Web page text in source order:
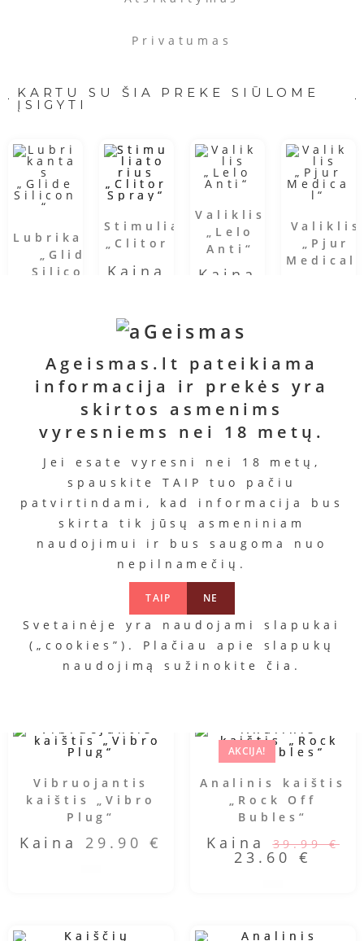
Ageismas.lt pateikiama
informacija ir prekės yra
skirtos asmenims
vyresniems nei 18 metų.
Jei esate vyresni nei 18 metų,
spauskite TAIP tuo pačiu
patvirtindami, kad informacija bus
skirta tik jūsų asmeniniam
naudojimui ir bus saugoma nuo
nepilnamečių.
TAIP NE
Svetainėje yra naudojami slapukai
(„cookies”). Plačiau apie slapukų
naudojimą sužinokitečia .
Privatumas
KARTU SU ŠIA PREKE SIŪLOME
ĮSIGYTI
Lubrikantas
„Glide
Silicon“
krepšelį
Stimuliatorius
„Clitor Spray“
Kaina
Į
krepšelį
Valiklis
„Lelo
Anti“
Kaina
Į
Valiklis
„Pjur
krepšelį
PANAŠŪS PRODUKTAI
AKCIJA!
Prostatos
masažuoklis
Kaina 19.99 €
13.92 €
AKCIJA!
Kaina
Vibruojantis
kaištis „Vibro
Plug“
Kaina 29.90€
AKCIJA!
Analinis kaištis
„Rock Off
Bubles“
Kaina39.99€
23.60 €